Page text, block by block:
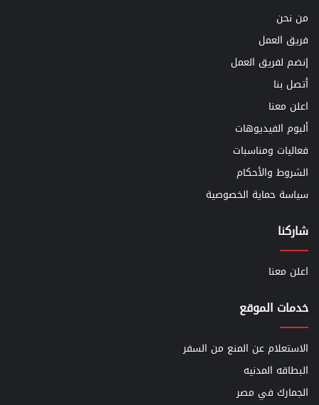
من نحن
فريق العمل
إنضم لفريق العمل
أتصل بنا
اعلن معنا
ألبوم الفيديوهات
فعاليات ومناسبات
الشروط والأحكام
سياسة حماية الخصوصية
شاركنا
اعلن معنا
خدمات الموقع
الاستعلام عن المنع من السفر
البطاقه المدنيه
الجمارك في مصر